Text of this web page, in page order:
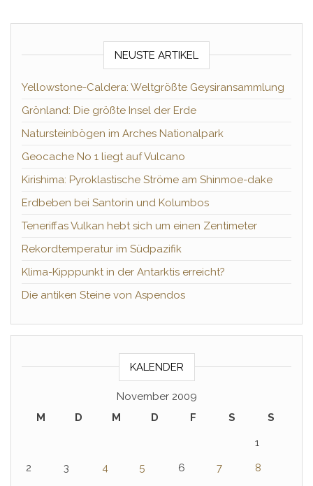
NEUSTE ARTIKEL
Yellowstone-Caldera: Weltgrößte Geysiransammlung
Grönland: Die größte Insel der Erde
Natursteinbögen im Arches Nationalpark
Geocache No 1 liegt auf Vulcano
Kirishima: Pyroklastische Ströme am Shinmoe-dake
Erdbeben bei Santorin und Kolumbos
Teneriffas Vulkan hebt sich um einen Zentimeter
Rekordtemperatur im Südpazifik
Klima-Kipppunkt in der Antarktis erreicht?
Die antiken Steine von Aspendos
KALENDER
November 2009
M
D M D F S
S
1
2
3 4 5 6 7
8